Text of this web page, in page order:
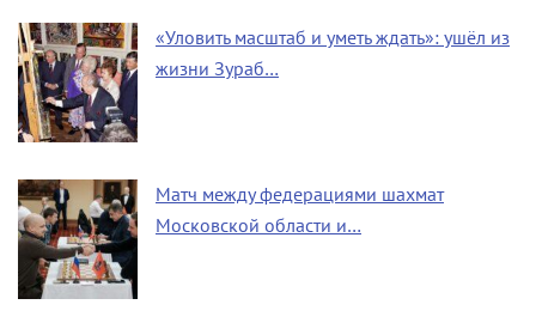
«Уловить масштаб и уметь ждать»: ушёл из
жизни Зураб…
Матч между федерациями шахмат
Московской области и…